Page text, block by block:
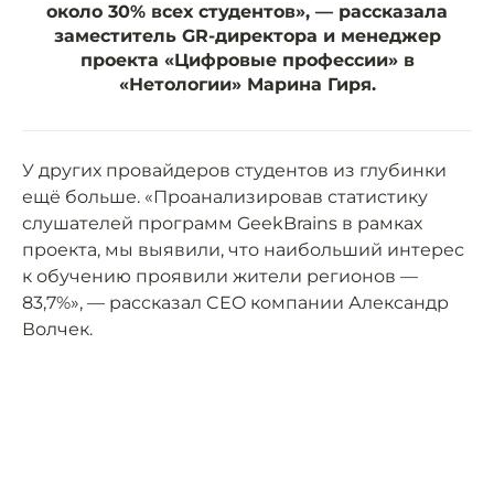
около 30% всех студентов», — рассказала
заместитель GR-директора и менеджер
проекта «Цифровые профессии» в
«Нетологии» Марина Гиря.
У других провайдеров студентов из глубинки
ещё больше. «Проанализировав статистику
слушателей программ GeekBrains в рамках
проекта, мы выявили, что наибольший интерес
к обучению проявили жители регионов —
83,7%», — рассказал CEO компании Александр
Волчек.